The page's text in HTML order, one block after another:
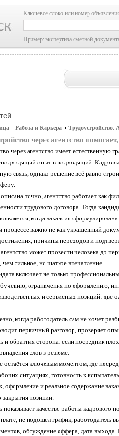
Ключевое слово или номер объявления
Пример: экспертиза сметной
Работа и Карьера Трудоустройство.
через агентство
через агентство имеет естественную
опыт в подходящий.
связь, однако решение всё равно
описана точно, агентство работает как
трудового договора. Тогда
когда вакансия
процессе важно не как украшенный
причины переходов и
может провести человека до
чем сильное, но шаткое впечатление.
включает не только
ограничения по оформлению,
и сервисных позиций: две
когда работодатель сам не хочет
первичный разговор, проверяет
и обратная сторона: если посредник
слов в резюме.
остаётся ключевым моментом, где
ситуациях, готовность к
оформление и реальное содержание
закрытия позиции.
показывает качество работы
не подошёл график, работодатель
обсуждение оффера, дата выхода.